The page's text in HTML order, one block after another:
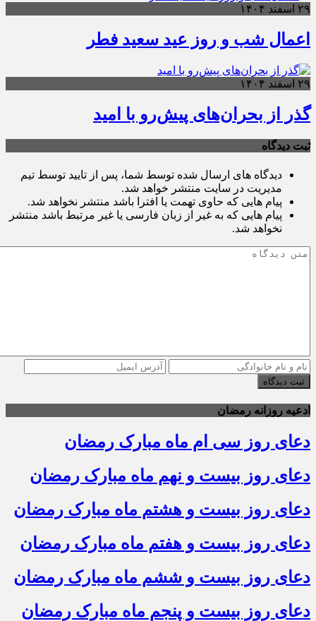
۲۹ اسفند ۱۴۰۴
اعمال شب و روز عید سعید فطر
۲۹ اسفند ۱۴۰۴
گذر از بحران‌های پیش‌رو با امید
ثبت دیدگاه
دیدگاه های ارسال شده توسط شما، پس از تایید توسط تیم
مدیریت در سایت منتشر خواهد شد.
پیام هایی که حاوی تهمت یا افترا باشد منتشر نخواهد شد.
پیام هایی که به غیر از زبان فارسی یا غیر مرتبط باشد منتشر
نخواهد شد.
ثبت دیدگاه
ادعیه روزانه رمضان
دعای روز سی ام ماه مبارک رمضان
دعای روز بیست و نهم ماه مبارک رمضان
دعای روز بیست و هشتم ماه مبارک رمضان
دعای روز بیست و هفتم ماه مبارک رمضان
دعای روز بیست و ششم ماه مبارک رمضان
دعای روز بیست و پنجم ماه مبارک رمضان